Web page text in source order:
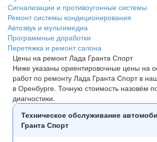
Сигнализации и противоугонные системы
Ремонт системы кондиционирования
Автозвук и мультимедиа
Программные доработки
Перетяжка и ремонт салона
Цены на ремонт Лада Гранта Спорт
Ниже указаны ориентировочные цены на
работ по ремонту Лада Гранта Спорт в
в Оренбурге. Точную стоимость назовём
диагностики.
Техническое обслуживание
Гранта Спорт